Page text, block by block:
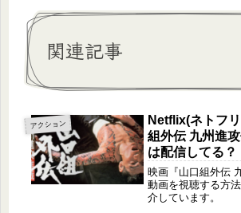
関連記事
アクション
Netflix(ネトフ
組外伝 九州進
は配信してる？
映画『山口組外伝
動画を視聴する方
介しています。